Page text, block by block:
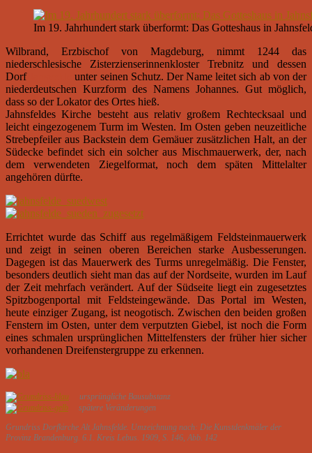
Im 19. Jahrhundert stark überformt: Das Gotteshaus in
Wilbrand, Erzbischof von Magdeburg, nimmt 1244 das
niederschlesische Zisterzienserinnenkloster Trebnitz und dessen
Dorf
Jansveldeunter seinen Schutz. Der Name leitet sich ab von der
niederdeutschen Kurzform des Namens Johannes. Gut möglich,
dass so der Lokator des Ortes hieß.
Jahnsfeldes Kirche besteht aus relativ großem Rechtecksaal und
leicht eingezogenem Turm im Westen. Im Osten geben neuzeitliche
Strebepfeiler aus Backstein dem Gemäuer zusätzlichen Halt, an der
Südecke befindet sich ein solcher aus Mischmauerwerk, der, nach
dem verwendeten Ziegelformat, noch dem späten Mittelalter
angehören dürfte.
Errichtet wurde das Schiff aus regelmäßigem Feldsteinmauerwerk
und zeigt in seinen oberen Bereichen starke Ausbesserungen.
Dagegen ist das Mauerwerk des Turms unregelmäßig. Die Fenster,
besonders deutlich sieht man das auf der Nordseite, wurden im Lauf
der Zeit mehrfach verändert. Auf der Südseite liegt ein zugesetztes
Spitzbogenportal mit Feldsteingewände. Das Portal im Westen,
heute einziger Zugang, ist neogotisch. Zwischen den beiden großen
Fenstern im Osten, unter dem verputzten Giebel, ist noch die Form
eines schmalen ursprünglichen Mittelfensters der früher hier sicher
vorhandenen Dreifenstergruppe zu erkennen.
ursprüngliche Bausubstanz
spätere Veränderungen
Grundriss Dorfkirche Alt Jahnsfelde. Umzeichnung nach: Die Kunstdenkmäler der
Provinz Brandenburg. 6.1. Kreis Lebus. 1909, S. 146, Abb. 142